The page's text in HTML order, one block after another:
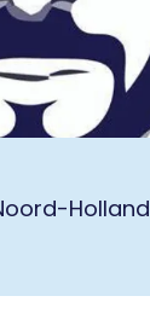
Holland